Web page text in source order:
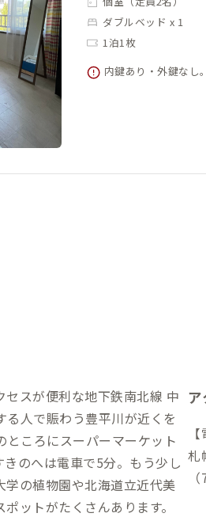
ダブルベッド x 1
1泊1枚
内鍵あり・外鍵なし
スが便利な地下鉄南北線 中
人で賑わう豊平川が近くを
ところにスーパーマーケット
のへは電車で5分。もう少し
の植物園や北海道立近代美
ットがたくさんあります。
札
（